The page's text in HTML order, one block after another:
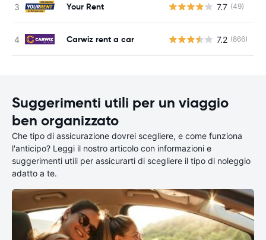
Your Rent 7.7 (49)
Carwiz rent a car 7.2 (866)
Suggerimenti utili per un viaggio
ben organizzato
Che tipo di assicurazione dovrei scegliere, e come funziona
l'anticipo? Leggi il nostro articolo con informazioni e
suggerimenti utili per assicurarti di scegliere il tipo di noleggio
adatto a te.